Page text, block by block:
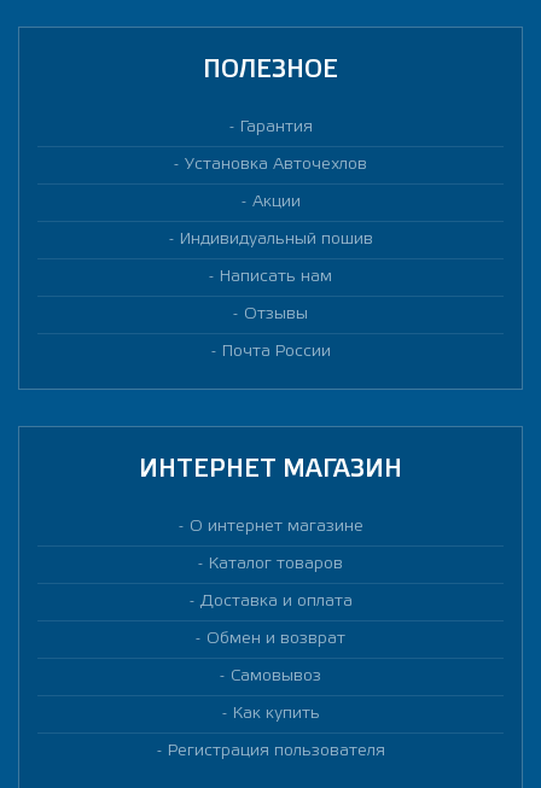
ПОЛЕЗНОЕ
Гарантия
Установка Авточехлов
Акции
Индивидуальный пошив
Написать нам
Отзывы
Почта России
ИНТЕРНЕТ МАГАЗИН
О интернет магазине
Каталог товаров
Доставка и оплата
Обмен и возврат
Самовывоз
Как купить
Регистрация пользователя